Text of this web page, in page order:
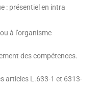
: présentiel en intra
à l’organisme
des compétences.
articles L.633-1 et 6313-